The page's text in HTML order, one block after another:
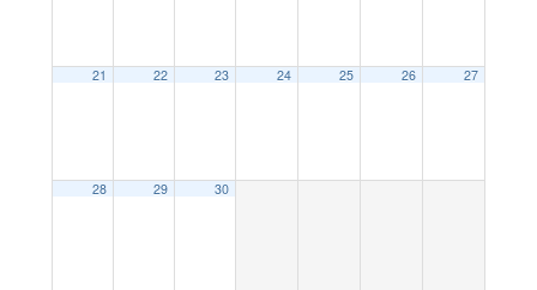
21 22 23 24 25 26 27
28 29 30